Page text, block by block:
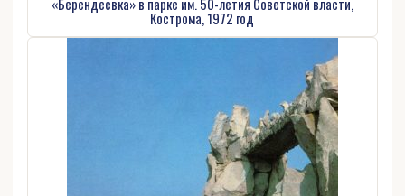
Кострома, 1972 год